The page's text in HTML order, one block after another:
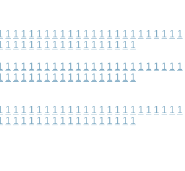
1 1 1 1 1 1 1 1 1 1 1 1 1 1 1 1 1 1 1 1 1 1 1
1 1 1 1 1 1 1 1 1 1 1 1 1 1 1 1 1
1 1 1 1 1 1 1 1 1 1 1 1 1 1 1 1 1 1 1 1 1 1 1
1 1 1 1 1 1 1 1 1 1 1 1 1 1 1 1 1
1 1 1 1 1 1 1 1 1 1 1 1 1 1 1 1 1 1 1 1 1 1 1
1 1 1 1 1 1 1 1 1 1 1 1 1 1 1 1 1